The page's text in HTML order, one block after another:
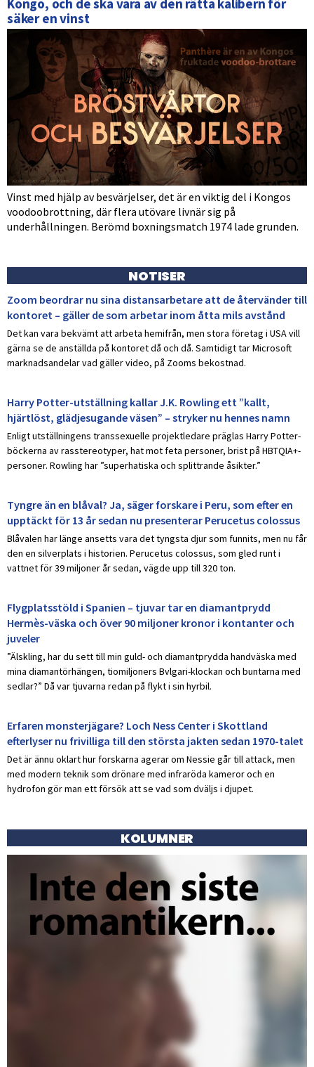
Kongo, och de ska vara av den rätta kalibern för
säker en vinst
Vinst med hjälp av besvärjelser, det är en viktig del i Kongos
voodoobrottning, där flera utövare livnär sig på
underhållningen. Berömd boxningsmatch 1974 lade grunden.
NOTISER
Zoom beordrar nu sina distansarbetare att de återvänder till
kontoret – gäller de som arbetar inom åtta mils avstånd
Det kan vara bekvämt att arbeta hemifrån, men stora företag i USA vill
gärna se de anställda på kontoret då och då. Samtidigt tar Microsoft
marknadsandelar vad gäller video, på Zooms bekostnad.
Harry Potter-utställning kallar J.K. Rowling ett ”kallt,
hjärtlöst, glädjesugande väsen” – stryker nu hennes namn
Enligt utställningens transsexuelle projektledare präglas Harry Potter-
böckerna av rasstereotyper, hat mot feta personer, brist på HBTQIA+-
personer. Rowling har ”superhatiska och splittrande åsikter.”
Tyngre än en blåval? Ja, säger forskare i Peru, som efter en
upptäckt för 13 år sedan nu presenterar Perucetus colossus
Blåvalen har länge ansetts vara det tyngsta djur som funnits, men nu får
den en silverplats i historien. Perucetus colossus, som gled runt i
vattnet för 39 miljoner år sedan, vägde upp till 320 ton.
Flygplatsstöld i Spanien – tjuvar tar en diamantprydd
Hermès-väska och över 90 miljoner kronor i kontanter och
juveler
”Älskling, har du sett till min guld- och diamantprydda handväska med
mina diamantörhängen, tiomiljoners Bvlgari-klockan och buntarna med
sedlar?” Då var tjuvarna redan på flykt i sin hyrbil.
Erfaren monsterjägare? Loch Ness Center i Skottland
efterlyser nu frivilliga till den största jakten sedan 1970-talet
Det är ännu oklart hur forskarna agerar om Nessie går till attack, men
med modern teknik som drönare med infraröda kameror och en
hydrofon gör man ett försök att se vad som dväljs i djupet.
KOLUMNER